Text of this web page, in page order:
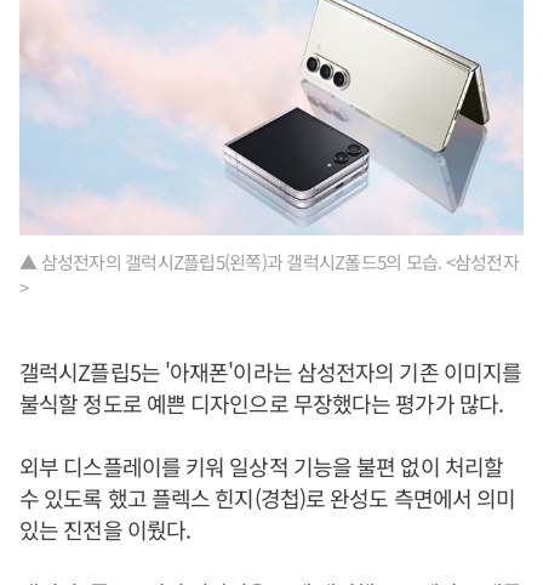
▲ 삼성전자의 갤럭시Z플립5(왼쪽)과 갤럭시Z폴드5의 모습. <삼성전자
>
갤럭시Z플립5는 '아재폰'이라는 삼성전자의 기존 이미지를
불식할 정도로 예쁜 디자인으로 무장했다는 평가가 많다.
외부 디스플레이를 키워 일상적 기능을 불편 없이 처리할
수 있도록 했고 플렉스 힌지(경첩)로 완성도 측면에서 의미
있는 진전을 이뤘다.